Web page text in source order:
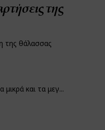
της
της θάλασσας
μικρά και τα μεγ...